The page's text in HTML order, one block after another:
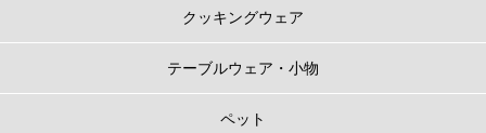
クッキングウェア
テーブルウェア・小物
ペット